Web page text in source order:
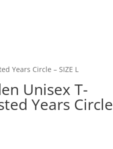
Years Circle – SIZE L
Unisex T-
Years Circle